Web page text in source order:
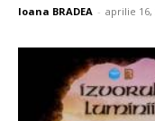
Ioana BRADEA - aprilie 16,